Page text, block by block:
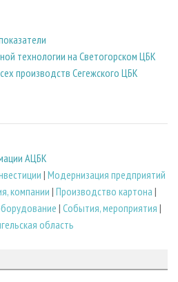
технологии на Светогорском ЦБК
производств Сегежского ЦБК
АЦБК
| Модернизация предприятий
компании| Производство картона |
| События, мероприятия |
область